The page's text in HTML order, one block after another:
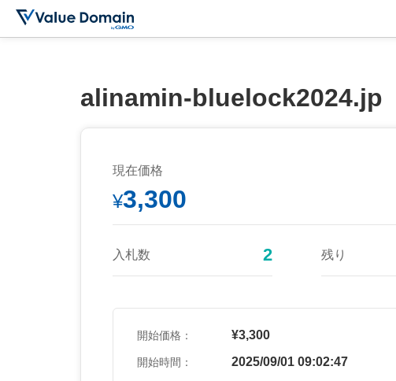
alinamin-bluelock2024.jp
現在価格
¥3,300
入札数 2 残り
開始価格： ¥3,300
開始時間： 2025/09/01 09:02:47